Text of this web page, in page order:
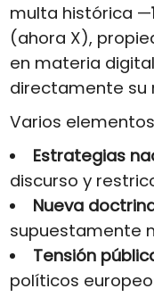
multa histórica —
(ahora X),
en materia
directamente su
Varios
Estrategias
discurso y
Nueva
supuestamente
Tensión
políticos